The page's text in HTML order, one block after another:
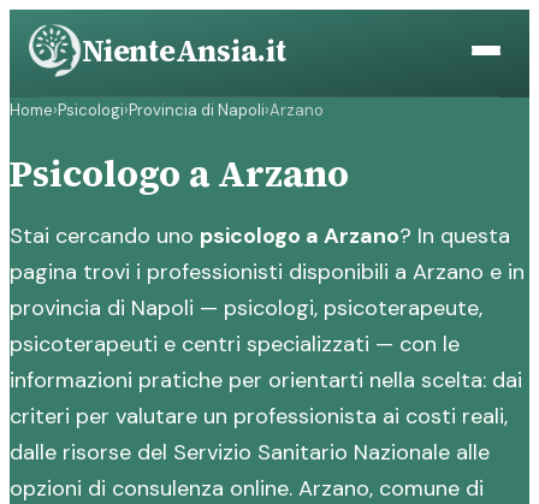
Vai
contenuto
NienteAnsia.it
Home›Psicologi›Provincia di Napoli›Arzano
Psicologo a Arzano
Stai cercando uno psicologo a Arzano? In questa
pagina trovi i professionisti disponibili a Arzano e in
provincia di Napoli — psicologi, psicoterapeute,
psicoterapeuti e centri specializzati — con le
informazioni pratiche per orientarti nella scelta: dai
criteri per valutare un professionista ai costi reali,
dalle risorse del Servizio Sanitario Nazionale alle
opzioni di consulenza online. Arzano, comune di